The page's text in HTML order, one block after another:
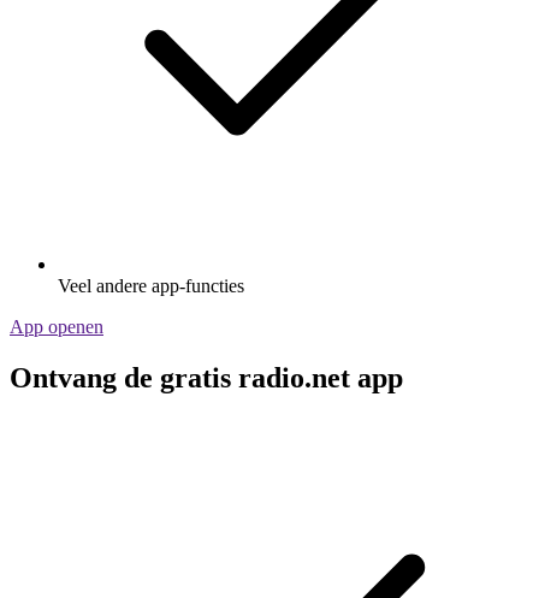
Veel andere app-functies
App openen
Ontvang de gratis radio.net app